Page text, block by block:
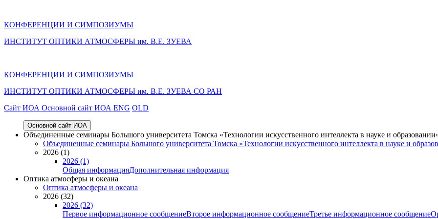
КОНФЕРЕНЦИИ И СИМПОЗИУМЫ
ИНСТИТУТ ОПТИКИ АТМОСФЕРЫ им. В.Е. ЗУЕВА
КОНФЕРЕНЦИИ И СИМПОЗИУМЫ
ИНСТИТУТ ОПТИКИ АТМОСФЕРЫ им. В.Е. ЗУЕВА СО РАН
Cайт ИОА Основной сайт ИОА ENG OLD
Основной сайт ИОА
Объединенные семинары Большого университета Томска «Технологии искусственного интеллекта в науке и
Объединенные семинары Большого университета Томска «Технологии искусственного интеллекта в науке и
2026 (1)
2026 (1)
Общая информацияДополнительная информация
Оптика атмосферы и океана
Оптика атмосферы и океана
2026 (32)
2026 (32)
Первое информационное сообщениеВторое информационное сообщениеТретье информационное сообщение